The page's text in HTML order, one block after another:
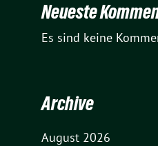
Neueste
Es sind keine
Archive
August 2026